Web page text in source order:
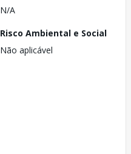
N/A
Risco Ambiental e Social
Não aplicável